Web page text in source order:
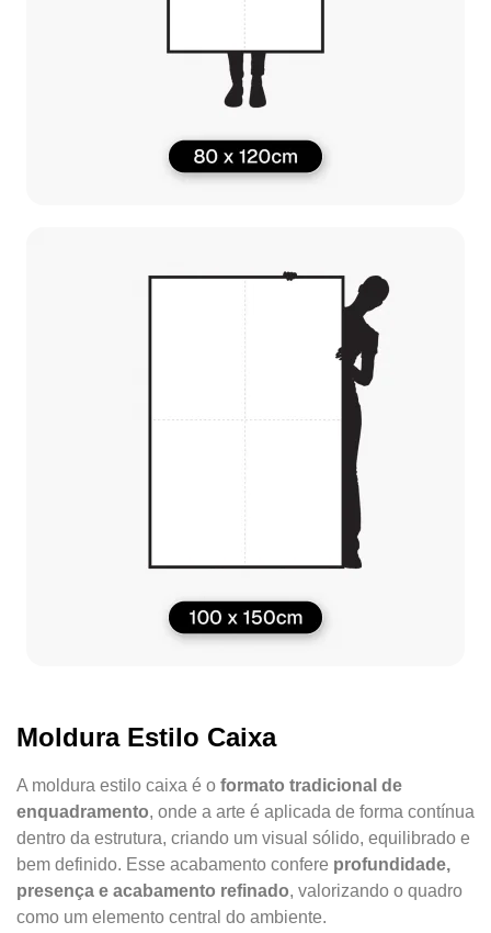
Moldura Estilo Caixa
A moldura estilo caixa é o formato tradicional de
enquadramento, onde a arte é aplicada de forma contínua
dentro da estrutura, criando um visual sólido, equilibrado e
bem definido. Esse acabamento confere profundidade,
presença e acabamento refinado, valorizando o quadro
como um elemento central do ambiente.